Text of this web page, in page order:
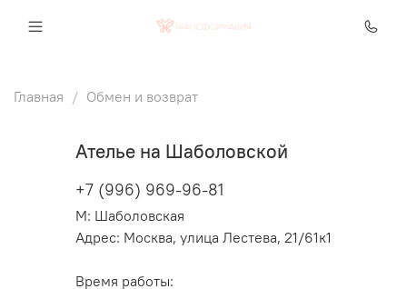
Главная Обмен и возврат
Ателье на Шаболовской
+7 (996) 969-96-81
М: Шаболовская
Адрес: Москва, улица Лестева, 21/61к1
Время работы: